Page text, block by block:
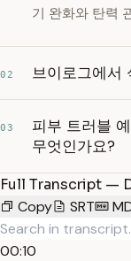
기 완화와 탄력
02 브이로그에서
03
피부 트러블
무엇인가요?
Full Transcript —
Copy
SRT
00:10